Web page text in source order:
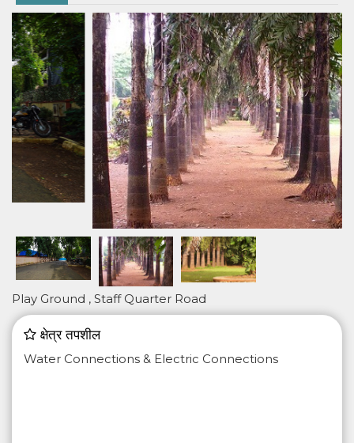
Play Ground , Staff Quarter Road
क्षेत्र तपशील
Water Connections & Electric Connections